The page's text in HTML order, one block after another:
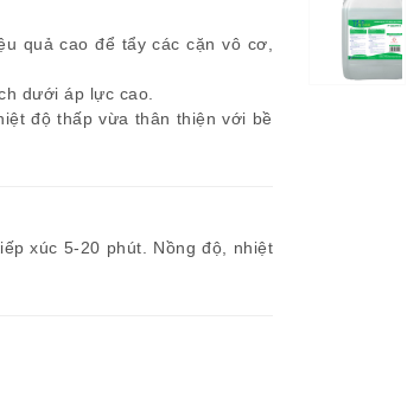
quả cao để tẩy các cặn vô cơ,
dưới áp lực cao.
độ thấp vừa thân thiện với bề
xúc 5-20 phút. Nồng độ, nhiệt